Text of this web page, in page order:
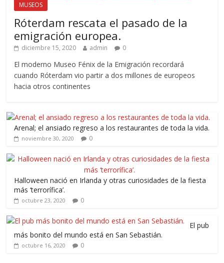
MUSEOS
Róterdam rescata el pasado de la
emigración europea.
diciembre 15, 2020 admin 0
El moderno Museo Fénix de la Emigración recordará
cuando Róterdam vio partir a dos millones de europeos
hacia otros continentes
Arenal; el ansiado regreso a los restaurantes de toda la vida.
noviembre 30, 2020 0
Halloween nació en Irlanda y otras curiosidades de la fiesta
más ‘terrorífica’.
octubre 23, 2020 0
El pub
más bonito del mundo está en San Sebastián.
octubre 16, 2020 0